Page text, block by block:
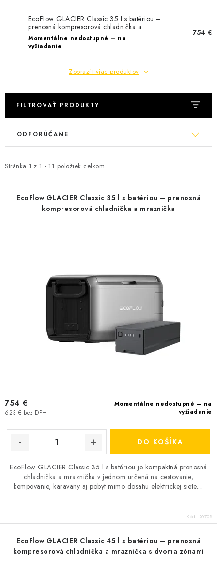
EcoFlow GLACIER Classic 35 l s batériou –
prenosná kompresorová chladnička a
mraznička
Momentálne nedostupné – na
vyžiadanie
754 €
Zobraziť viac produktov
FILTROVAŤ PRODUKTY
V
i
Stránka 1 z 1 - 11 položiek celkom
R
e
ODPORÚČAME
EcoFlow GLACIER Classic 35 l s batériou – prenosná
kompresorová chladnička a mraznička
Momentálne nedostupné – na
vyžiadanie
623 € bez DPH
754 €
DO KOŠÍKA
EcoFlow GLACIER Classic 35 l s batériou je kompaktná prenosná
chladnička a mraznička v jednom určená na cestovanie,
kempovanie, karavany aj pobyt mimo dosahu elektrickej siete....
Kód: 20708
EcoFlow GLACIER Classic 45 l s batériou – prenosná
kompresorová chladnička a mraznička s dvoma zónami